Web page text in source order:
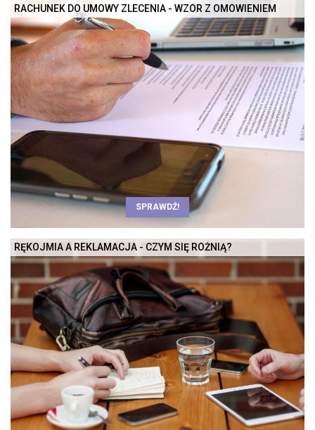
RACHUNEK DO UMOWY ZLECENIA - WZÓR Z OMÓWIENIEM
SPRAWDŹ!
RĘKOJMIA A REKLAMACJA - CZYM SIĘ RÓŻNIĄ?